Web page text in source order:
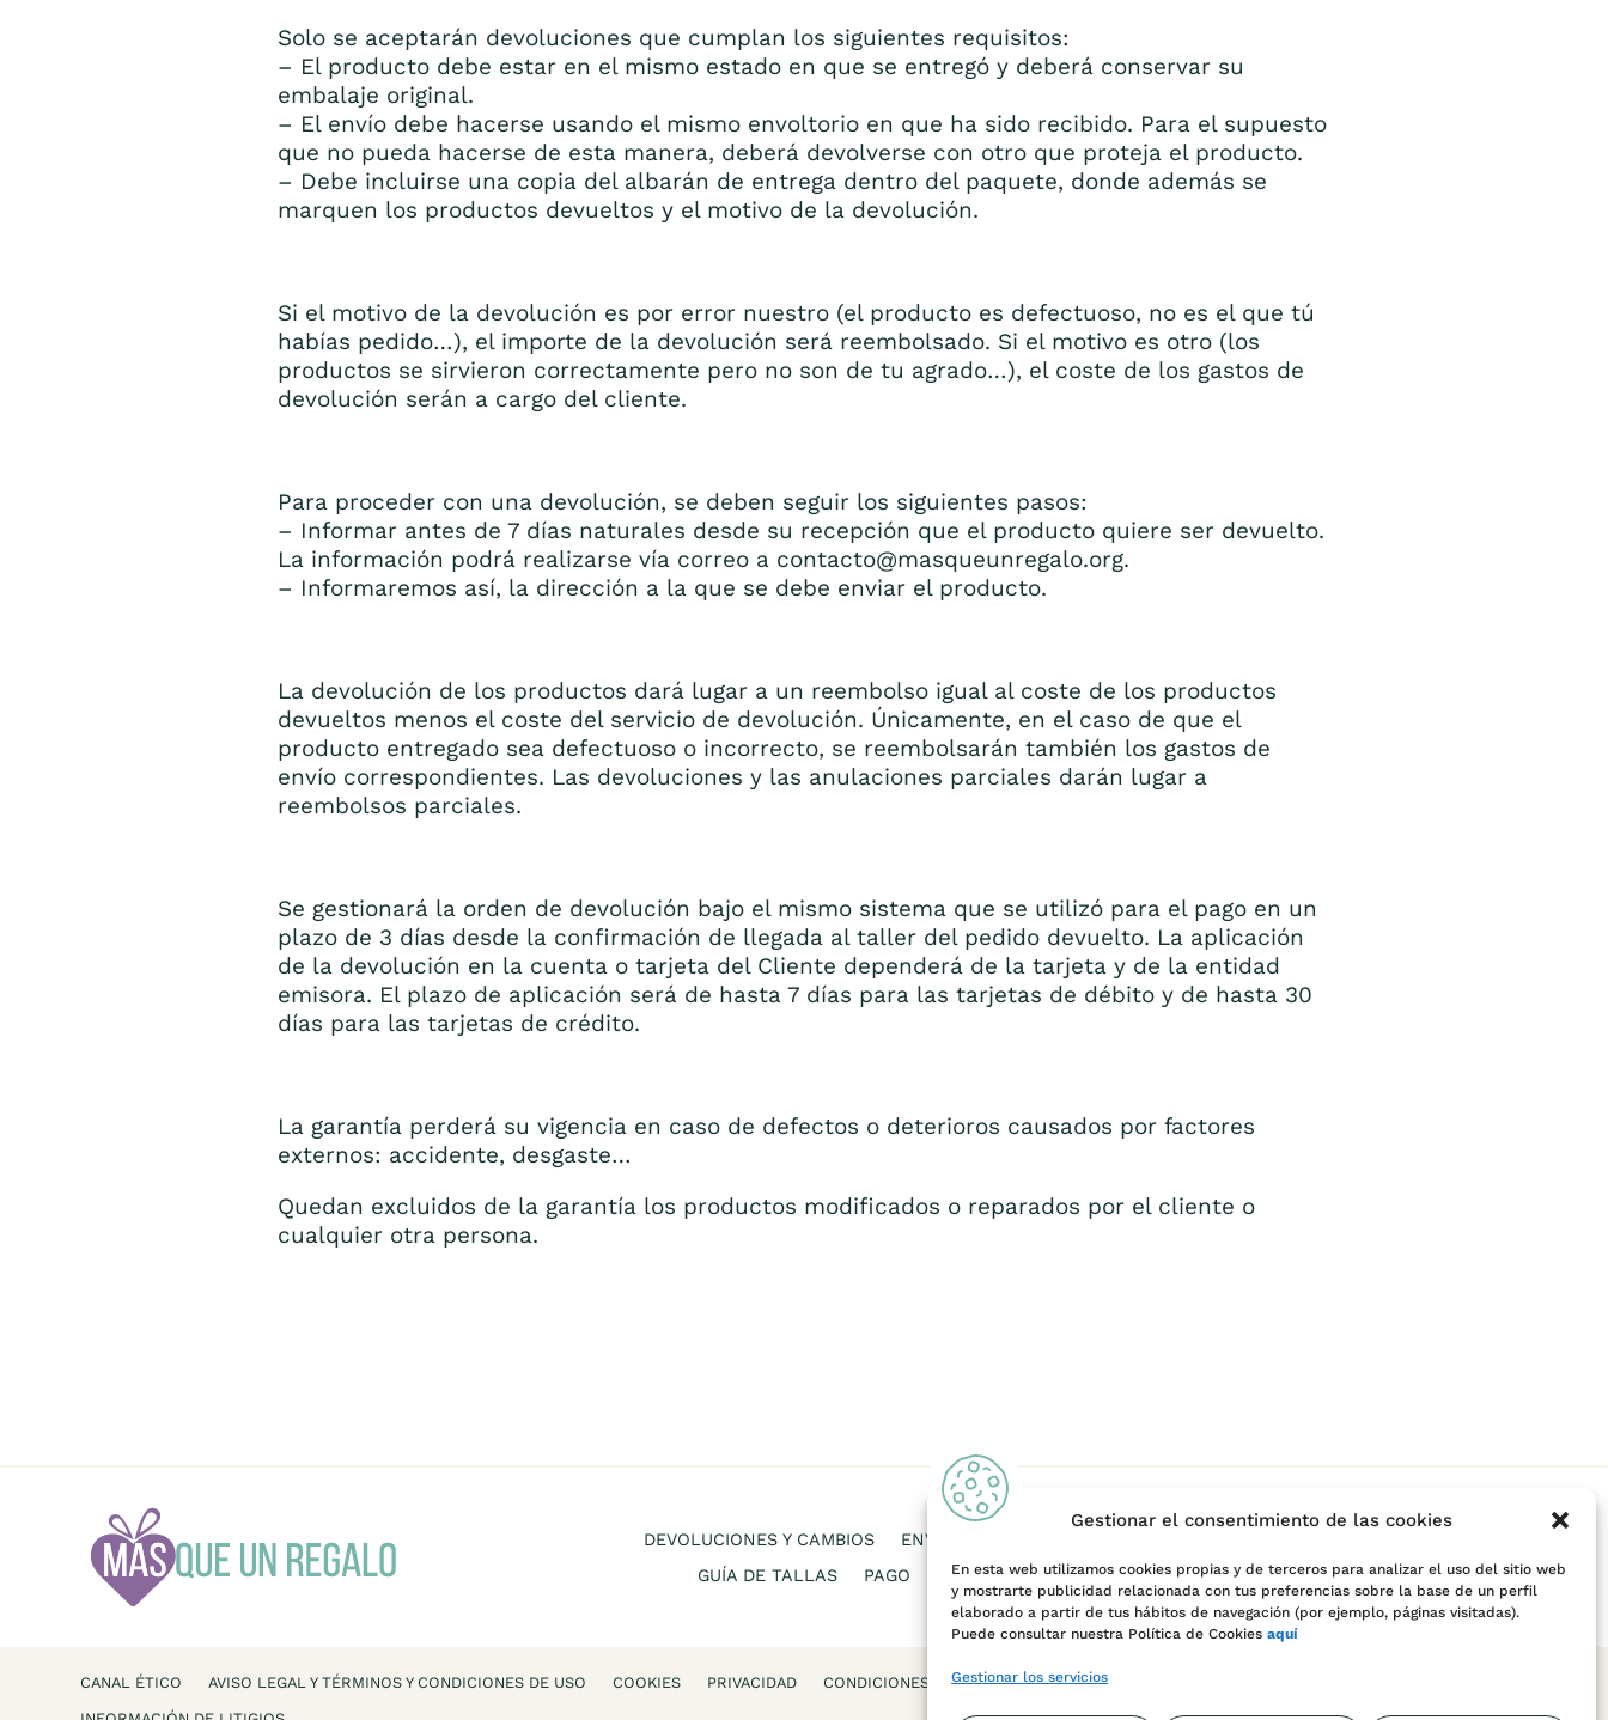
Gestionar el consentimiento de las cookies
En esta web utilizamos cookies propias y de terceros para analizar el uso del sitio web
y mostrarte publicidad relacionada con tus preferencias sobre la base de un perfil
elaborado a partir de tus hábitos de navegación (por ejemplo, páginas visitadas).
Puede consultar nuestra Política de Cookies aquí
Gestionar los servicios
Solo se aceptarán devoluciones que cumplan los siguientes requisitos:
– El producto debe estar en el mismo estado en que se entregó y deberá conservar su
embalaje original.
– El envío debe hacerse usando el mismo envoltorio en que ha sido recibido. Para el supuesto
que no pueda hacerse de esta manera, deberá devolverse con otro que proteja el producto.
– Debe incluirse una copia del albarán de entrega dentro del paquete, donde además se
marquen los productos devueltos y el motivo de la devolución.
Si el motivo de la devolución es por error nuestro (el producto es defectuoso, no es el que tú
habías pedido…), el importe de la devolución será reembolsado. Si el motivo es otro (los
productos se sirvieron correctamente pero no son de tu agrado…), el coste de los gastos de
devolución serán a cargo del cliente.
Para proceder con una devolución, se deben seguir los siguientes pasos:
– Informar antes de 7 días naturales desde su recepción que el producto quiere ser devuelto.
La información podrá realizarse vía correo a contacto@masqueunregalo.org.
– Informaremos así, la dirección a la que se debe enviar el producto.
La devolución de los productos dará lugar a un reembolso igual al coste de los productos
devueltos menos el coste del servicio de devolución. Únicamente, en el caso de que el
producto entregado sea defectuoso o incorrecto, se reembolsarán también los gastos de
envío correspondientes. Las devoluciones y las anulaciones parciales darán lugar a
reembolsos parciales.
Se gestionará la orden de devolución bajo el mismo sistema que se utilizó para el pago en un
plazo de 3 días desde la confirmación de llegada al taller del pedido devuelto. La aplicación
de la devolución en la cuenta o tarjeta del Cliente dependerá de la tarjeta y de la entidad
emisora. El plazo de aplicación será de hasta 7 días para las tarjetas de débito y de hasta 30
días para las tarjetas de crédito.
La garantía perderá su vigencia en caso de defectos o deterioros causados por factores
externos: accidente, desgaste…
Quedan excluidos de la garantía los productos modificados o reparados por el cliente o
cualquier otra persona.
DEVOLUCIONES Y CAMBIOS
ENVÍOS
GUÍA DE TALLAS
PAGO
CANAL ÉTICO AVISO LEGAL Y TÉRMINOS Y CONDICIONES DE USO COOKIES PRIVACIDAD
CONDICIONES DE VENTA